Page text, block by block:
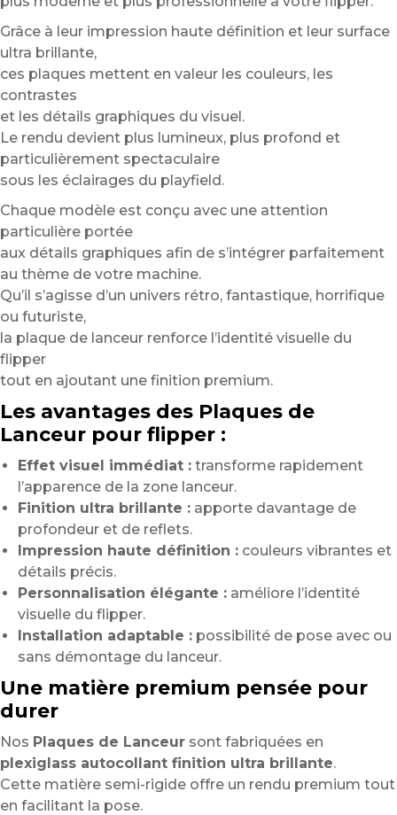
Grâce à leur impression haute définition et leur surface
ultra brillante,
ces plaques mettent en valeur les couleurs, les
contrastes
et les détails graphiques du visuel.
Le rendu devient plus lumineux, plus profond et
particulièrement spectaculaire
sous les éclairages du playfield.
Chaque modèle est conçu avec une attention
particulière portée
aux détails graphiques afin de s’intégrer parfaitement
au thème de votre machine.
Qu’il s’agisse d’un univers rétro, fantastique, horrifique
ou futuriste,
la plaque de lanceur renforce l’identité visuelle du
flipper
tout en ajoutant une finition premium.
Les avantages des Plaques de
Lanceur pour flipper :
Effet visuel immédiat : transforme rapidement
l’apparence de la zone lanceur.
Finition ultra brillante : apporte davantage de
profondeur et de reflets.
Impression haute définition : couleurs vibrantes et
détails précis.
Personnalisation élégante : améliore l’identité
visuelle du flipper.
Installation adaptable : possibilité de pose avec ou
sans démontage du lanceur.
Une matière premium pensée pour
durer
Nos Plaques de Lanceur sont fabriquées en
plexiglass autocollant finition ultra brillante.
Cette matière semi-rigide offre un rendu premium tout
en facilitant la pose.